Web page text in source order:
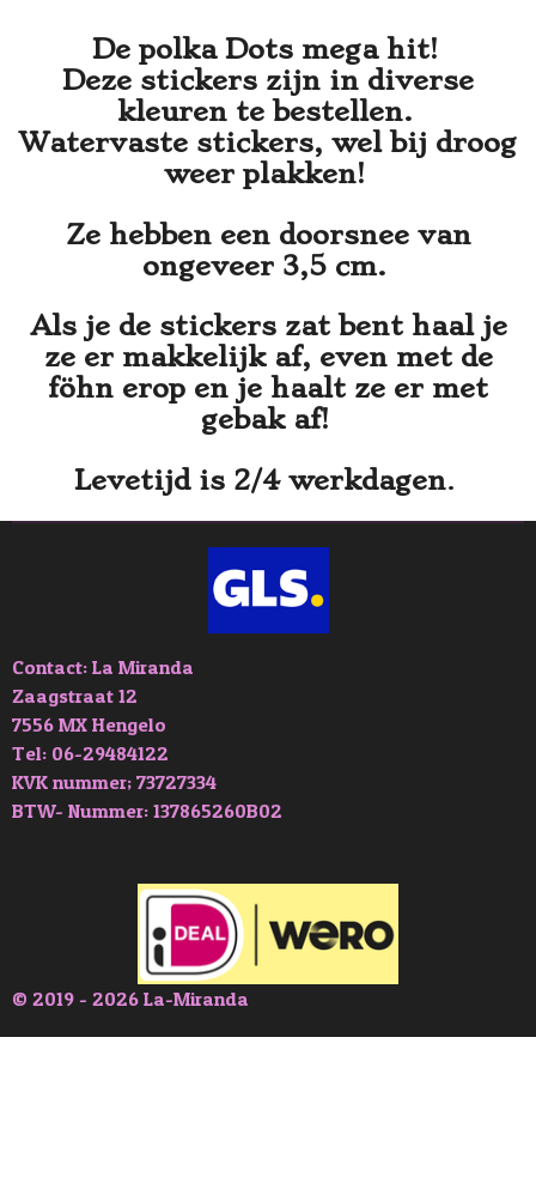
n
e
De polka Dots mega hit!
Deze stickers zijn in diverse
kleuren te bestellen.
Watervaste stickers, wel bij droog
weer plakken!
Ze hebben een doorsnee van
ongeveer 3,5 cm.
Als je de stickers zat bent haal je
ze er makkelijk af, even met de
föhn erop en je haalt ze er met
gebak af!
Levetijd is 2/4 werkdagen.
Contact: La Miranda
Zaagstraat 12
7556 MX Hengelo
Tel: 06-29484122
KVK nummer; 73727334
BTW- Nummer: 137865260B02
© 2019 - 2026 La-Miranda